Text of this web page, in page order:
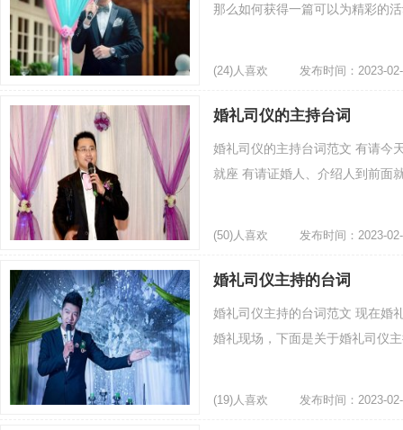
那么如何获得一篇可以为精彩的
(24)人喜欢 发布时间：2023-
婚礼司仪的主持台词
婚礼司仪的主持台词范文 有请今
就座 有请证婚人、介绍人到前面
(50)人喜欢 发布时间：2023-
婚礼司仪主持的台词
婚礼司仪主持的台词范文 现在婚
婚礼现场，下面是关于婚礼司仪
(19)人喜欢 发布时间：2023-